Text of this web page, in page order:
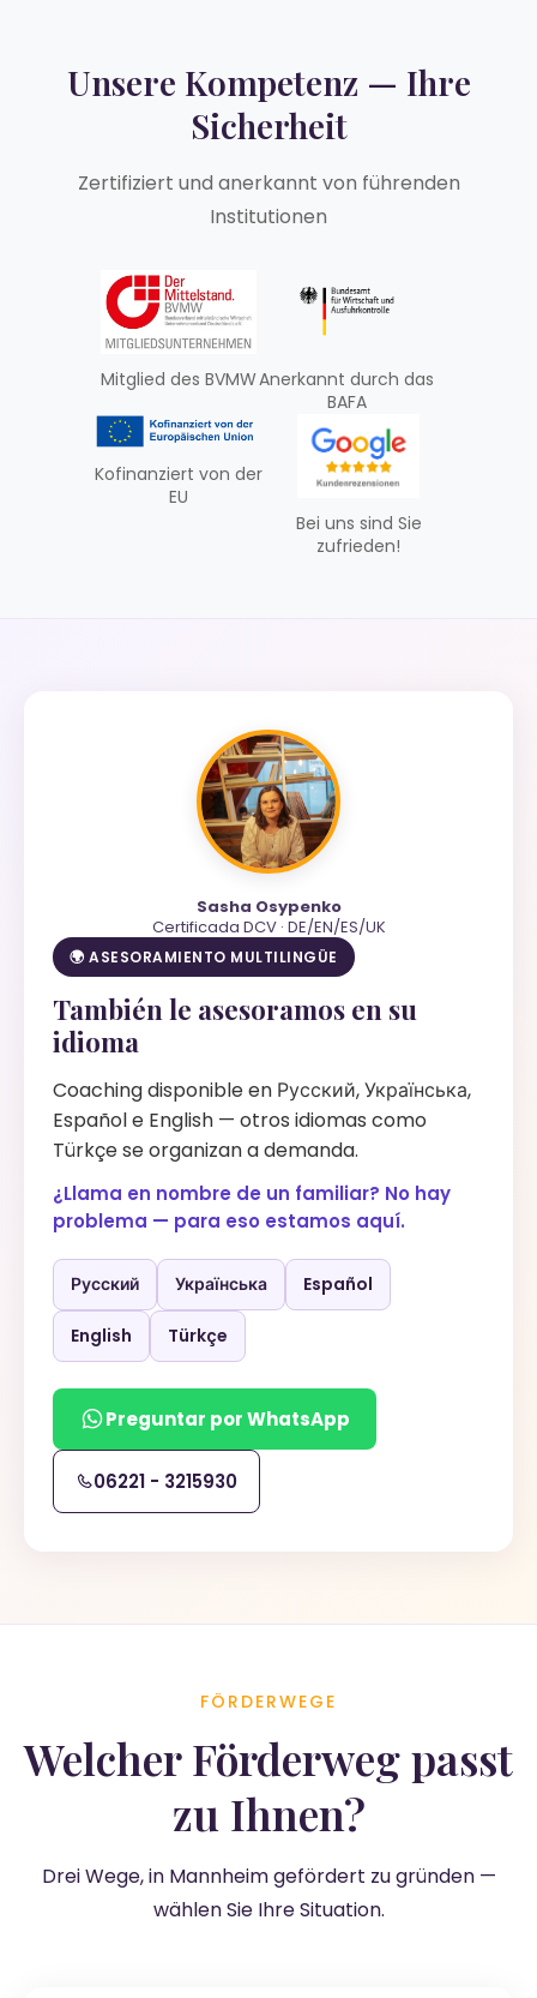
Unsere Kompetenz — Ihre
Sicherheit
Zertifiziert und anerkannt von führenden
Institutionen
Mitglied des BVMWAnerkannt durch das
BAFA
Kofinanziert von der
EU
Bei uns sind Sie
zufrieden!
Sasha Osypenko
Certificada DCV · DE/EN/ES/UK
🌍 ASESORAMIENTO MULTILINGÜE
También le asesoramos en su
idioma
Coaching disponible en Русский, Українська,
Español e English — otros idiomas como
Türkçe se organizan a demanda.
¿Llama en nombre de un familiar? No hay
problema — para eso estamos aquí.
Русский Українська Español
English Türkçe
Preguntar por WhatsApp
06221 - 3215930
FÖRDERWEGE
Welcher Förderweg passt
zu Ihnen?
Drei Wege, in Mannheim gefördert zu gründen —
wählen Sie Ihre Situation.